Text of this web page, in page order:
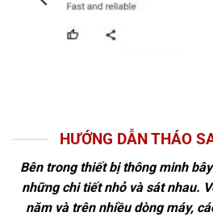
HƯỚNG DẪN THÁO
Bên trong thiết bị thông minh
những chi tiết nhỏ và sát nhau.
năm và trên nhiều dòng máy,